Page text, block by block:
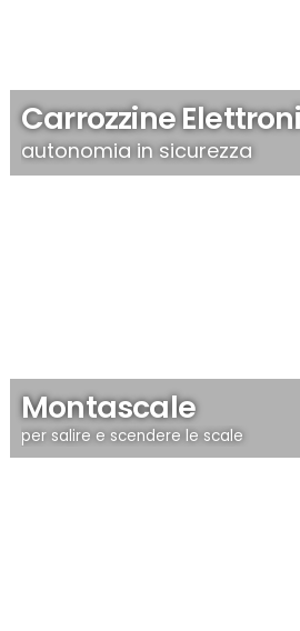
Carrozzine
autonomia in sicurezza
Montascale
per salire e scendere le scale